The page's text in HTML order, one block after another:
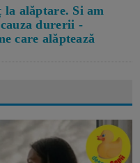
alăptare. Si am
durerii -
care alăptează